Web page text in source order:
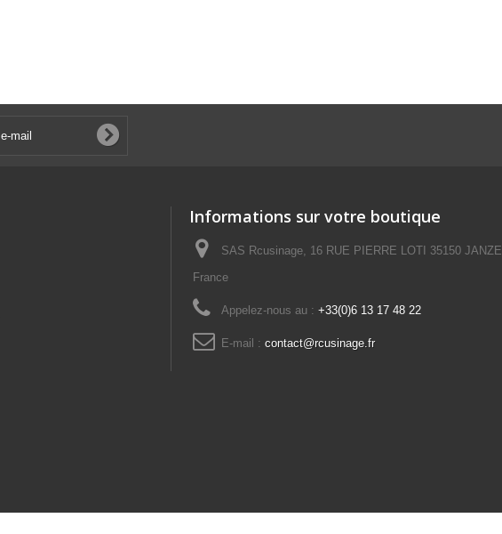
Informations sur votre boutique
SAS Rcusinage, 16 RUE PIERRE LOTI 35150 JANZE
France
Appelez-nous au : +33(0)6 13 17 48 22
E-mail : contact@rcusinage.fr